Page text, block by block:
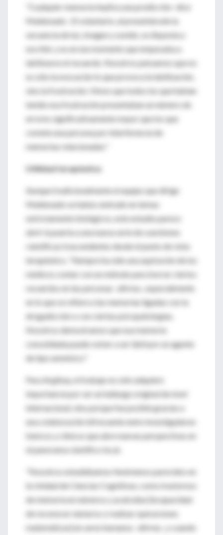
"Cualquier memoria implica una predicción -dice
Maldonado-. El voluntario, al presentársele la
secuencia de luz, imagen y sonido, se disponía a
escribir, y es en ese momento que empezaba a
labilizarse el recuerdo. Nosotros pensamos que no
es sólo la evocación lo que provoca la labilización,
sino la frustración. Vimos que todos los que habían
tenido esa frustración presentaban un número de
errores significativamente mayor que los que
comete una persona por interferencia de
memorias relacionadas."
Utilidad terapéutica
Aunque tradicionalmente el equipo que dirige
Maldonado se había centrado en temas
estrictamente biológicos, este estudio parece
abrir la puerta a una nueva serie de cuestiones
científicas trascendentes desde el punto de vista
terapéutico. "Siempre ha sido una aspiración de los
médicos contar con un método para borrar ciertos
recuerdos en las personas -afirma-, especialmente
en lo que se refiere a las memorias ligadas con la
drogadicción o con ciertas psicopatologías.
Nosotros demostramos que esa memoria
consolidada puede volver a ser lábil por un agente
de tipo amnésico."
Para Argibay, el trabajo no sólo adquiere
importancia por ser un hallazgo original de nivel
internacional, sino porque fue posible gracias a
una colaboración infrecuente entre investigadores
básicos y clínicos que abre nuevas perspectivas en
el panorama científico local.
"Nosotros estudiábamos fenómenos parecidos en
la Unidad de Ciencias Cognitivas, como trastornos
de memoria en números y acalculias [incapacidad
de reconocer números o realizar operaciones
matemáticas] en seres humanos -afirma-, y cuando